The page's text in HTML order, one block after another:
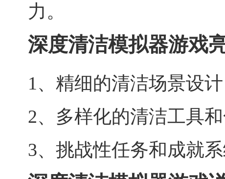
力。
深度清洁模拟器游戏
1、精细的清洁场景设
2、多样化的清洁工具
3、挑战性任务和成就